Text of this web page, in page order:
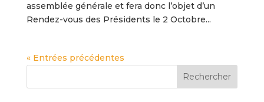
assemblée générale et fera donc l’objet d’un
Rendez-vous des Présidents le 2 Octobre...
« Entrées précédentes
Rechercher